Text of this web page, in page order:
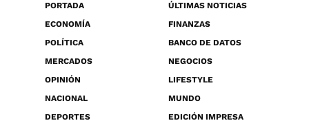
PORTADA
ÚLTIMAS NOTICIAS
ECONOMÍA
FINANZAS
POLÍTICA
BANCO DE DATOS
MERCADOS
NEGOCIOS
OPINIÓN
LIFESTYLE
NACIONAL
MUNDO
DEPORTES
EDICIÓN IMPRESA